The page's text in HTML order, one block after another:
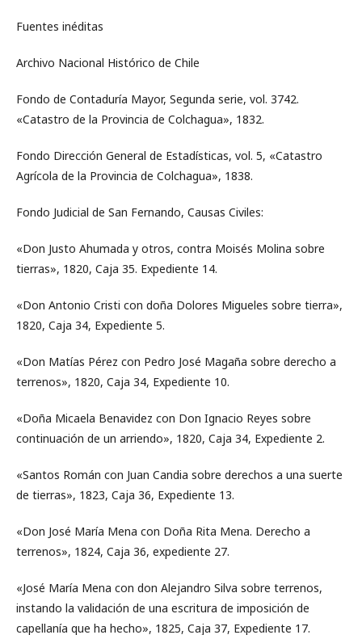
Fuentes inéditas
Archivo Nacional Histórico de Chile
Fondo de Contaduría Mayor, Segunda serie, vol. 3742.
«Catastro de la Provincia de Colchagua», 1832.
Fondo Dirección General de Estadísticas, vol. 5, «Catastro
Agrícola de la Provincia de Colchagua», 1838.
Fondo Judicial de San Fernando, Causas Civiles:
«Don Justo Ahumada y otros, contra Moisés Molina sobre
tierras», 1820, Caja 35. Expediente 14.
«Don Antonio Cristi con doña Dolores Migueles sobre tierra»,
1820, Caja 34, Expediente 5.
«Don Matías Pérez con Pedro José Magaña sobre derecho a
terrenos», 1820, Caja 34, Expediente 10.
«Doña Micaela Benavidez con Don Ignacio Reyes sobre
continuación de un arriendo», 1820, Caja 34, Expediente 2.
«Santos Román con Juan Candia sobre derechos a una suerte
de tierras», 1823, Caja 36, Expediente 13.
«Don José María Mena con Doña Rita Mena. Derecho a
terrenos», 1824, Caja 36, expediente 27.
«José María Mena con don Alejandro Silva sobre terrenos,
instando la validación de una escritura de imposición de
capellanía que ha hecho», 1825, Caja 37, Expediente 17.